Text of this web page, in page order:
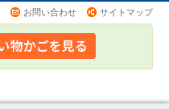
お問い合わせ サイトマップ